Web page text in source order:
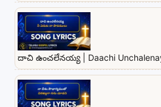
దాచి ఉంచలేనయ్య | Daachi